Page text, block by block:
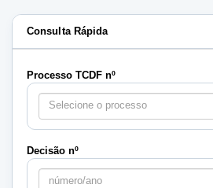
Consulta Rápida
Processo TCDF nº
Selecione o processo
Decisão nº
número/ano